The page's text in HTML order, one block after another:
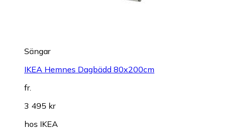
Sängar
IKEA Hemnes Dagbädd 80x200cm
fr.
3 495 kr
hos IKEA